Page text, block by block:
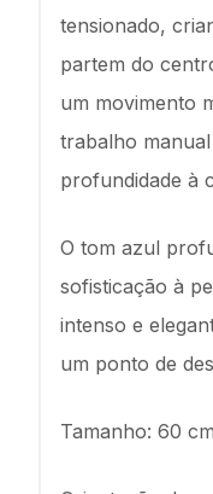
tensionado,
partem do
um movimento
trabalho
profundidade à
O tom azul
sofisticação à
intenso e
um ponto de
Tamanho: 60